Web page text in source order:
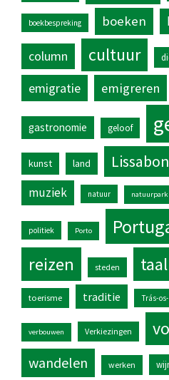
boekbespreking boeken
column cultuur
emigratie emigreren
gastronomie geloof
kunst land Lissabon
muziek natuur natuurpark
politiek Porto
reizen steden taal
toerisme traditie Trás-
verbouwen Verkiezingen
wandelen werken